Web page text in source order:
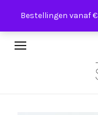
Bestellingen vanaf